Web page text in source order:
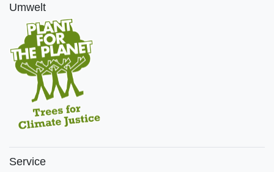
Umwelt
Service